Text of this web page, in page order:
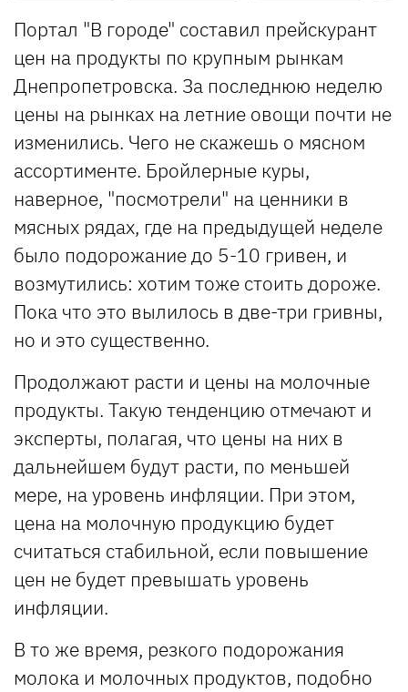
Портал "В городе" составил прейскурант
цен на продукты по крупным рынкам
Днепропетровска. За последнюю неделю
цены на рынках на летние овощи почти не
изменились. Чего не скажешь о мясном
ассортименте. Бройлерные куры,
наверное, "посмотрели" на ценники в
мясных рядах, где на предыдущей неделе
было подорожание до 5-10 гривен, и
возмутились: хотим тоже стоить дороже.
Пока что это вылилось в две-три гривны,
но и это существенно.
Продолжают расти и цены на молочные
продукты. Такую тенденцию отмечают и
эксперты, полагая, что цены на них в
дальнейшем будут расти, по меньшей
мере, на уровень инфляции. При этом,
цена на молочную продукцию будет
считаться стабильной, если повышение
цен не будет превышать уровень
инфляции.
В то же время, резкого подорожания
молока и молочных продуктов, подобно